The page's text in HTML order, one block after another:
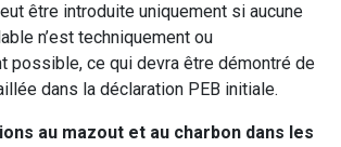
être introduite uniquement si aucune
n’est techniquement ou
possible, ce qui devra être démontré de
dans la déclaration PEB initiale.
au mazout et au charbon dans les